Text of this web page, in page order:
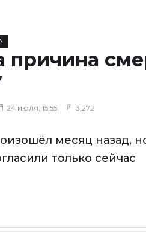
причина
24 июля, 15:55 3,272
месяц назад,
только сейчас